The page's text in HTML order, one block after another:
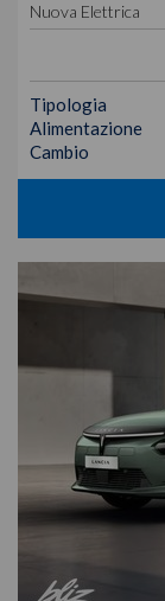
Nuova Elettrica
Tipologia
Alimentazione
Cambio